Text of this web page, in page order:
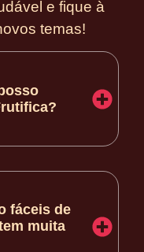
e fique à
temas!
fáceis de
muita